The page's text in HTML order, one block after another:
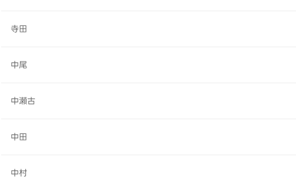
寺田
中尾
中瀬古
中田
中村